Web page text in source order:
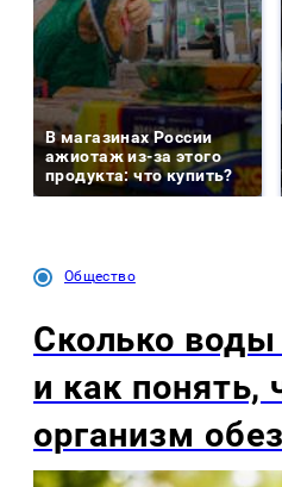
В магазинах России
ажиотаж из-за этого
продукта: что купить?
Общество
Сколько
и как понять,
организм